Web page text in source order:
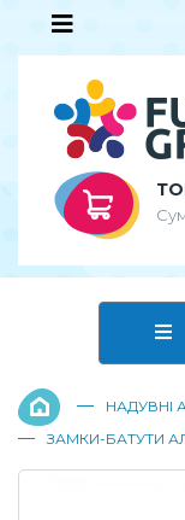
— НАДУВНІ
— ЗАМКИ-БАТУТИ